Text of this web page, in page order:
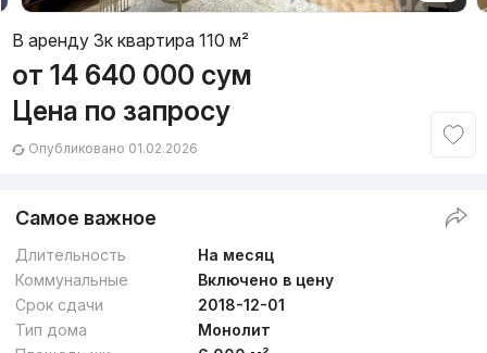
В аренду 3к квартира 110 м²
от 14 640 000 сум
Цена по запросу
Опубликовано 01.02.2026
Самое важное
Длительность
На месяц
Коммунальные
Включено в цену
Срок сдачи
2018-12-01
Тип дома
Монолит